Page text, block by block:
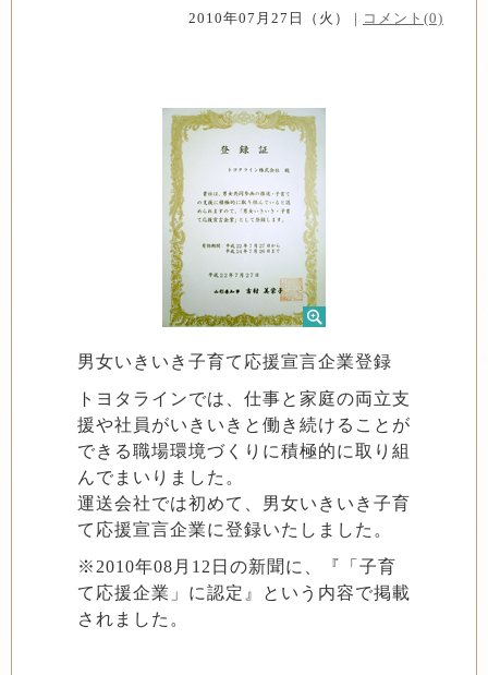
2010年07月27日（火） | コメント(0)
男女いきいき子育て応援宣言企業登録
トヨタラインでは、仕事と家庭の両立支
援や社員がいきいきと働き続けることが
できる職場環境づくりに積極的に取り組
んでまいりました。
運送会社では初めて、男女いきいき子育
て応援宣言企業に登録いたしました。
※2010年08月12日の新聞に、『「子育
て応援企業」に認定』という内容で掲載
されました。